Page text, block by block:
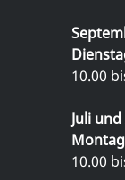
10.00
Juli
10.00